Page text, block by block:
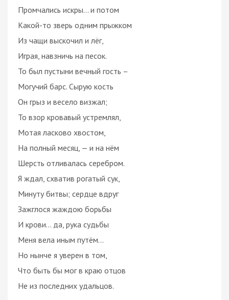
Промчались искры… и потом
Какой-то зверь одним прыжком
Из чащи выскочил и лёг,
Играя, навзничь на песок.
То был пустыни вечный гость –
Могучий барс. Сырую кость
Он грыз и весело визжал;
То взор кровавый устремлял,
Мотая ласково хвостом,
На полный месяц, — и на нём
Шерсть отливалась серебром.
Я ждал, схватив рогатый сук,
Минуту битвы; сердце вдруг
Зажглося жаждою борьбы
И крови… да, рука судьбы
Меня вела иным путём…
Но нынче я уверен в том,
Что быть бы мог в краю отцов
Не из последних удальцов.